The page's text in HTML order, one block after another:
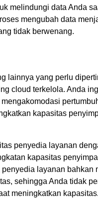
melindungi data Anda
mengubah data
tidak berwenang.
lainnya yang perlu
cloud terkelola. Anda
kapasitas
penyedia layanan
kapasitas
layanan bahkan
sehingga Anda tidak
meningkatkan kapasitas.